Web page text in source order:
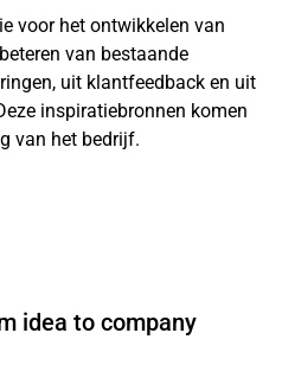
voor het ontwikkelen van
van bestaande
uit klantfeedback en uit
inspiratiebronnen komen
van het bedrijf.
idea to company